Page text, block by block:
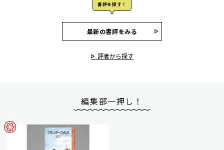
書評を探す！
最新の書評をみる
評者から探す
編集部一押し！